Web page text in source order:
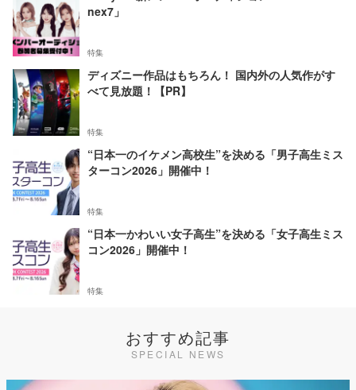
nex7」
特集
ディズニー作品はもちろん！ 国内外の人気作がす
べて見放題！【PR】
特集
“日本一のイケメン高校生”を決める「男子高生ミス
ターコン2026」開催中！
特集
“日本一かわいい女子高生”を決める「女子高生ミス
コン2026」開催中！
特集
おすすめ記事
SPECIAL NEWS